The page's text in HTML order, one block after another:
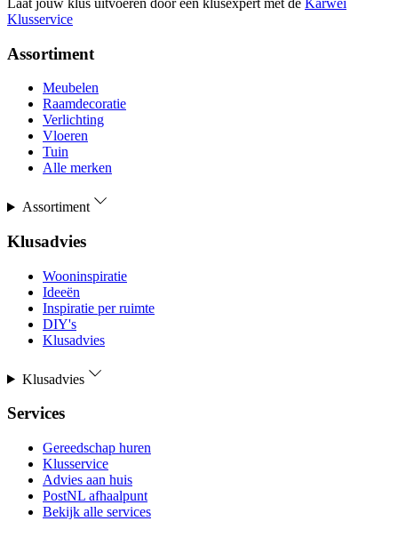
Klusservice
Assortiment
Meubelen
Raamdecoratie
Verlichting
Vloeren
Tuin
Alle merken
Assortiment
Klusadvies
Wooninspiratie
Ideeën
Inspiratie per ruimte
DIY's
Klusadvies
Klusadvies
Services
Gereedschap huren
Klusservice
Advies aan huis
PostNL afhaalpunt
Bekijk alle services